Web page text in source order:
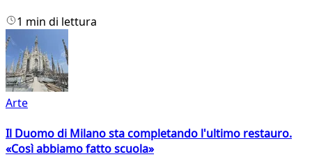
1 min di lettura
Arte
Il Duomo di Milano sta completando l'ultimo restauro.
«Così abbiamo fatto scuola»